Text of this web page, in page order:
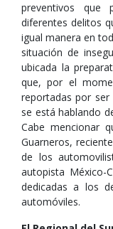
preventivos que
diferentes delitos
igual manera en
situación de
ubicada la
que, por el
reportadas por ser
se está hablando
Cabe mencionar
Guarneros,
de los
autopista México-
dedicadas a los
automóviles.